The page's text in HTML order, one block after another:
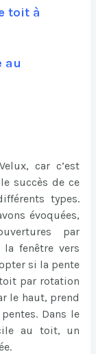
toit à
au
car c’est
succès de ce
types.
évoquées,
par
fenêtre vers
si la pente
par rotation
le haut, prend
Dans le
au toit, un